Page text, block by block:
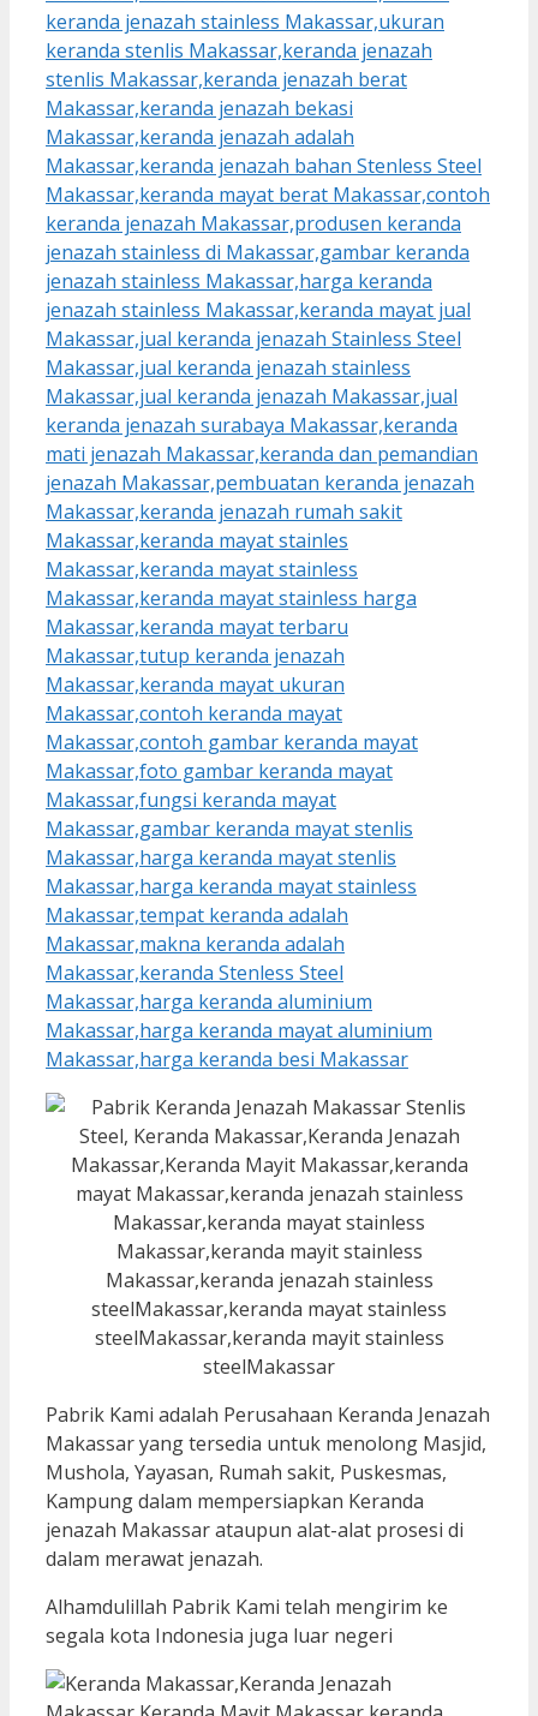
Pabrik Kami adalah Perusahaan Keranda Jenazah
Makassar yang tersedia untuk menolong Masjid,
Mushola, Yayasan, Rumah sakit, Puskesmas,
Kampung dalam mempersiapkan Keranda
jenazah Makassar ataupun alat-alat prosesi di
dalam merawat jenazah.
Alhamdulillah Pabrik Kami telah mengirim ke
segala kota Indonesia juga luar negeri